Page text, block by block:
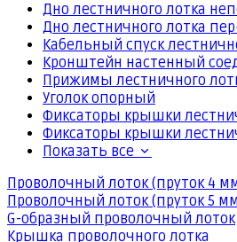
Дно лестничного лотка
Дно лестничного лотка
Кабельный спуск
Кронштейн настенный
Прижимы лестничного
Уголок опорный
Фиксаторы крышки
Фиксаторы крышки
Показать все
Проволочный лоток (пруток 4
Проволочный лоток (пруток 5
G-образный проволочный лоток
Крышка проволочного лотка